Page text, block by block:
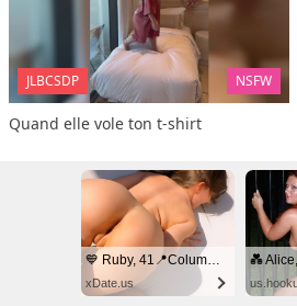
JLBCSDP NSFW
Quand elle vole ton t-shirt